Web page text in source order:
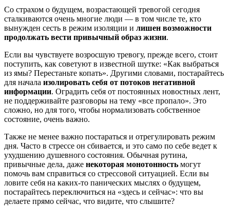
Со страхом о будущем, возрастающей тревогой сегодня
сталкиваются очень многие люди — в том числе те, кто
вынужден сесть в режим изоляции и лишен возможности
продолжать вести привычный образ жизни.
Если вы чувствуете возросшую тревогу, прежде всего, стоит
поступить, как советуют в известной шутке: «Как выбраться
из ямы? Перестаньте копать». Другими словами, постарайтесь
для начала изолировать себя от потоков негативной
информации. Оградить себя от постоянных новостных лент,
не поддерживайте разговоры на тему «все пропало». Это
сложно, но для того, чтобы нормализовать собственное
состояние, очень важно.
Также не менее важно постараться и отрегулировать режим
дня. Часто в стрессе он сбивается, и это само по себе ведет к
ухудшению душевного состояния. Обычная рутина,
привычные дела, даже некоторая монотонность могут
помочь вам справиться со стрессовой ситуацией. Если вы
ловите себя на каких-то панических мыслях о будущем,
постарайтесь переключиться на «здесь и сейчас»: что вы
делаете прямо сейчас, что видите, что слышите?